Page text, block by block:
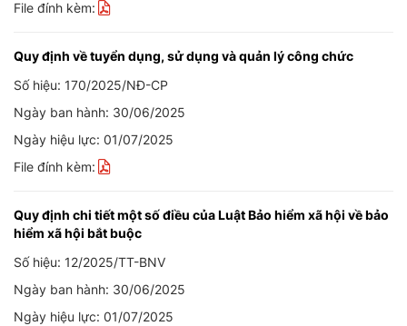
File đính kèm:
Quy định về tuyển dụng, sử dụng và quản lý công chức
Số hiệu: 170/2025/NĐ-CP
Ngày ban hành: 30/06/2025
Ngày hiệu lực: 01/07/2025
File đính kèm:
Quy định chi tiết một số điều của Luật Bảo hiểm xã hội về bảo
hiểm xã hội bắt buộc
Số hiệu: 12/2025/TT-BNV
Ngày ban hành: 30/06/2025
Ngày hiệu lực: 01/07/2025